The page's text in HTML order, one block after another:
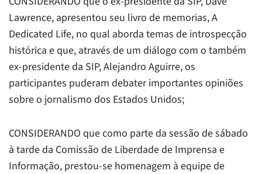
Lawrence, apresentou seu livro de memorias,A
Dedicated Life, no qual aborda temas de introspecção
histórica e que, através de um diálogo com o também
ex-presidente da SIP, Alejandro Aguirre, os
participantes puderam debater importantes opiniões
sobre o jornalismo dos Estados Unidos;
CONSIDERANDO que como parte da sessão de sábado
à tarde da Comissão de Liberdade de Imprensa e
Informação, prestou-se homenagem à equipe de